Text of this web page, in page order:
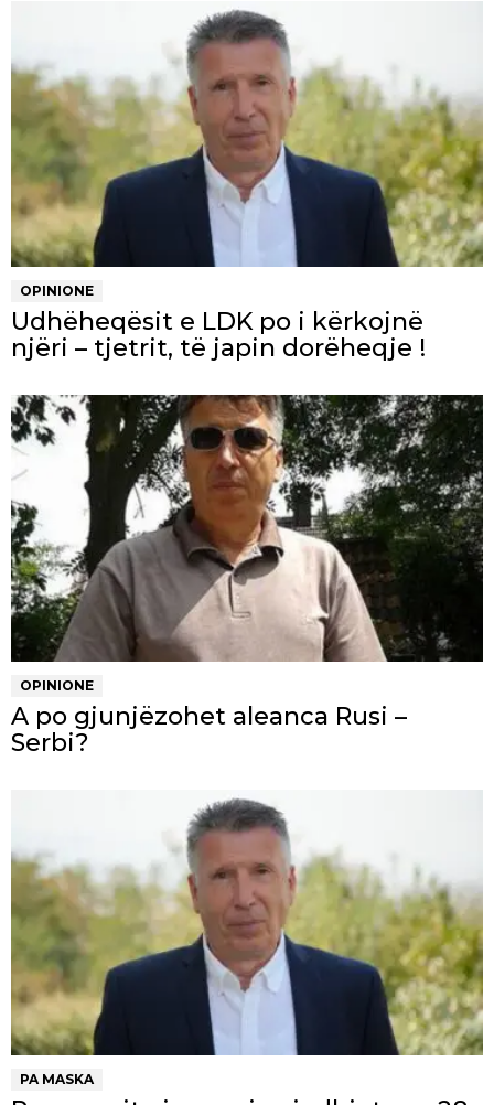
OPINIONE
Udhëheqësit e LDK po i kërkojnë
njëri – tjetrit, të japin dorëheqje !
OPINIONE
A po gjunjëzohet aleanca Rusi –
Serbi?
PA MASKA